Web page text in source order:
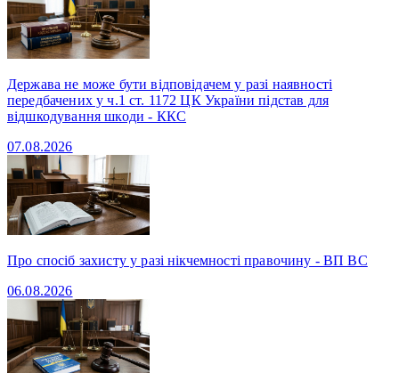
Держава не може бути відповідачем у разі наявності
передбачених у ч.1 ст. 1172 ЦК України підстав для
відшкодування шкоди - ККС
07.08.2026
Про спосіб захисту у разі нікчемності правочину - ВП ВС
06.08.2026